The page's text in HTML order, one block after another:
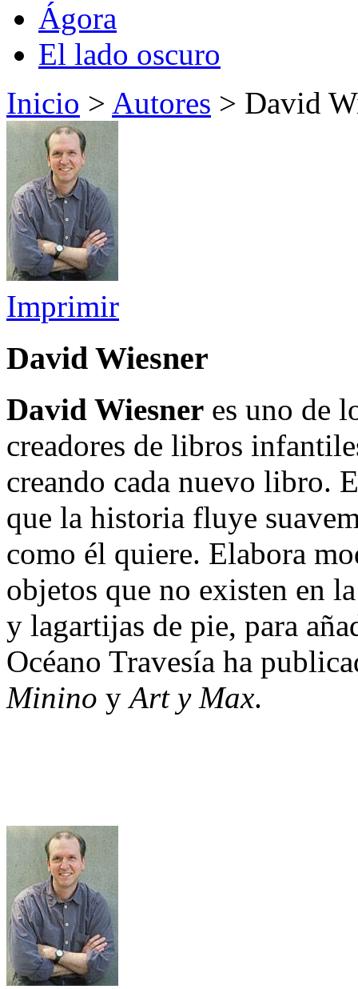
Ágora
El lado oscuro
Inicio > Autores > David
Imprimir
David Wiesner
David Wiesner es uno de
creadores de libros
creando cada nuevo libro.
que la historia fluye
como él quiere. Elabora
objetos que no existen en
y lagartijas de pie, para
Océano Travesía ha
Minino yArt y Max.